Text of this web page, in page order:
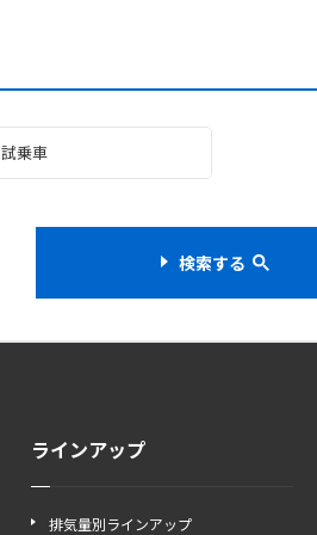
試乗車
検索する
ラインアップ
排気量別ラインアップ